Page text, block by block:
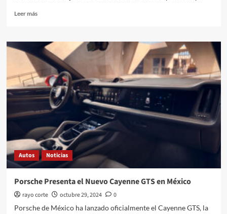
primera
PickUp
marca
Leer másLeer
Cadillac
amplía
su
legado
con
el
lanzamiento
del
V
Autos Noticias
Porsche Presenta el Nuevo Cayenne GTS en México
rayo corte octubre 29, 2024
0
Porsche de México ha lanzado oficialmente el Cayenne GTS, la